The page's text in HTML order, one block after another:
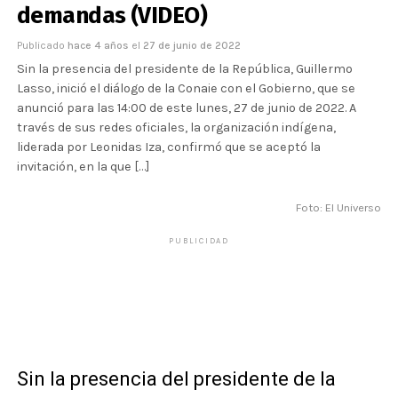
demandas (VIDEO)
Publicado hace 4 años el 27 de junio de 2022
Sin la presencia del presidente de la República, Guillermo
Lasso, inició el diálogo de la Conaie con el Gobierno, que se
anunció para las 14:00 de este lunes, 27 de junio de 2022. A
través de sus redes oficiales, la organización indígena,
liderada por Leonidas Iza, confirmó que se aceptó la
invitación, en la que […]
Foto: El Universo
PUBLICIDAD
Sin la presencia del presidente de la